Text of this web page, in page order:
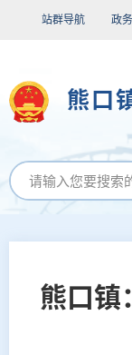
站群导航 政
熊口
熊口镇